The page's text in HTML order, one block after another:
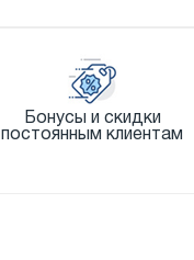
Бонусы и скидки
постоянным клиентам